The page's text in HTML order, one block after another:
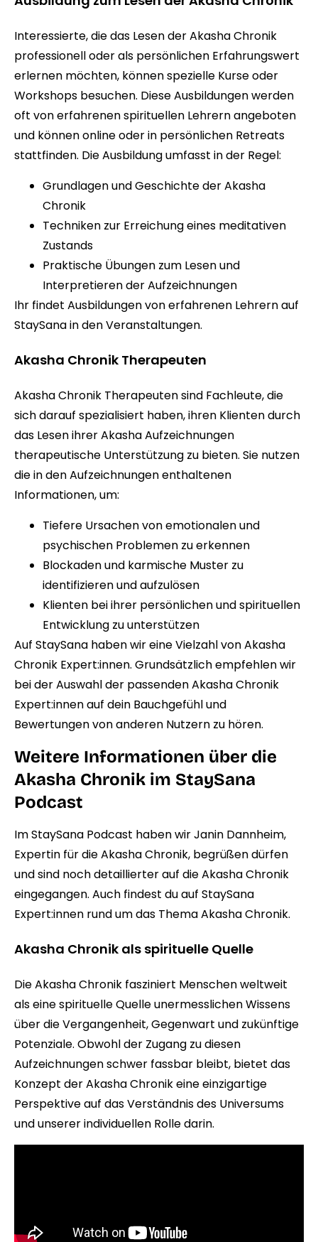
Interessierte, die das Lesen der Akasha Chronik
professionell oder als persönlichen Erfahrungswert
erlernen möchten, können spezielle Kurse oder
Workshops besuchen. Diese Ausbildungen werden
oft von erfahrenen spirituellen Lehrern angeboten
und können online oder in persönlichen Retreats
stattfinden. Die Ausbildung umfasst in der Regel:
Grundlagen und Geschichte der Akasha
Chronik
Techniken zur Erreichung eines meditativen
Zustands
Praktische Übungen zum Lesen und
Interpretieren der Aufzeichnungen
Ihr findet Ausbildungenvon erfahrenen Lehrern auf
StaySana in den Veranstaltungen.
Akasha Chronik Therapeuten
Akasha Chronik Therapeuten sind Fachleute, die
sich darauf spezialisiert haben, ihren Klienten durch
das Lesen ihrer Akasha Aufzeichnungen
therapeutische Unterstützung zu bieten. Sie nutzen
die in den Aufzeichnungen enthaltenen
Informationen, um:
Tiefere Ursachen von emotionalen und
psychischen Problemen zu erkennen
Blockaden und karmische Muster zu
identifizieren und aufzulösen
Klienten bei ihrer persönlichen und spirituellen
Entwicklung zu unterstützen
Auf StaySana haben wir eine Vielzahl vonAkasha
Chronik Expert:innen. Grundsätzlich empfehlen wir
bei der Auswahl der passenden Akasha Chronik
Expert:innen auf dein Bauchgefühl und
Bewertungen von anderen Nutzern zu hören.
Weitere Informationen über die
Akasha Chronik im StaySana
Podcast
Im StaySana Podcast haben wirJanin Dannheim,
Expertin für die Akasha Chronik, begrüßen dürfen
und sind noch detaillierter auf die Akasha Chronik
eingegangen. Auch findest du auf StaySana
Expert:innen rund um das Thema Akasha Chronik.
Akasha Chronik als spirituelle Quelle
Die Akasha Chronik fasziniert Menschen weltweit
als eine spirituelle Quelle unermesslichen Wissens
über die Vergangenheit, Gegenwart und zukünftige
Potenziale. Obwohl der Zugang zu diesen
Aufzeichnungen schwer fassbar bleibt, bietet das
Konzept der Akasha Chronik eine einzigartige
Perspektive auf das Verständnis des Universums
und unserer individuellen Rolle darin.